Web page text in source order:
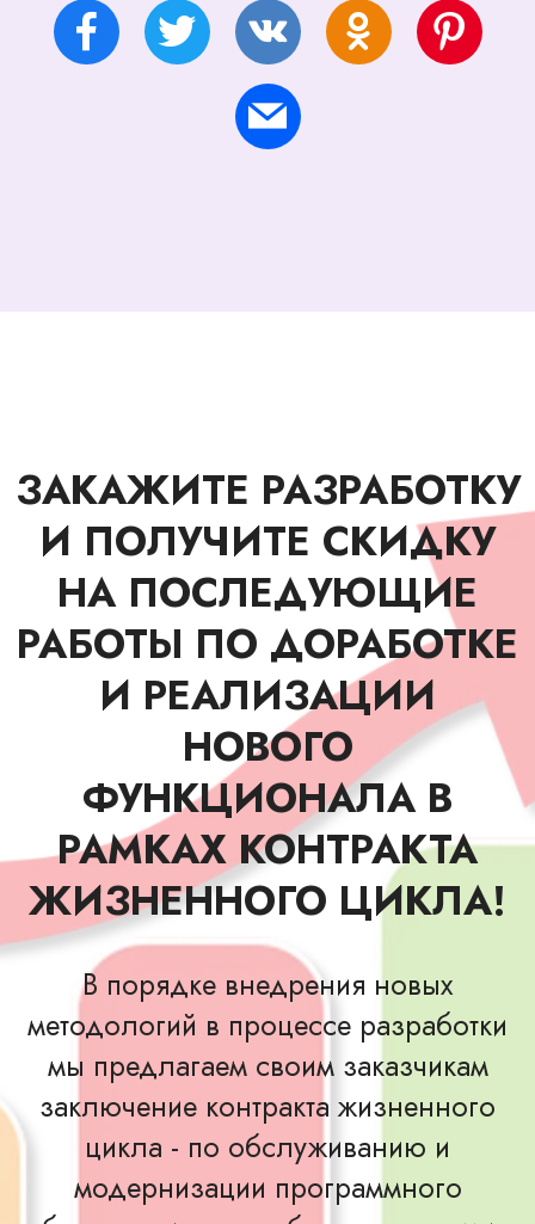
ЗАКАЖИТЕ РАЗРАБОТКУ
И ПОЛУЧИТЕ СКИДКУ
НА ПОСЛЕДУЮЩИЕ
РАБОТЫ ПО ДОРАБОТКЕ
И РЕАЛИЗАЦИИ
НОВОГО
ФУНКЦИОНАЛА В
РАМКАХ КОНТРАКТА
ЖИЗНЕННОГО ЦИКЛА!
В порядке внедрения новых
методологий в процессе разработки
мы предлагаем своим заказчикам
заключение контракта жизненного
цикла - по обслуживанию и
модернизации программного